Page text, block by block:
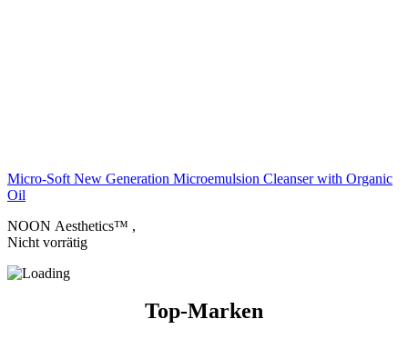
Micro-Soft New Generation Microemulsion Cleanser with Organic
Oil
NOON Aesthetics™ ,
Nicht vorrätig
Top-Marken